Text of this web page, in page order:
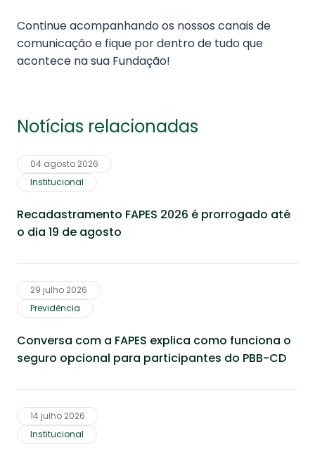
Continue acompanhando os nossos canais de
comunicação e fique por dentro de tudo que
acontece na sua Fundação!
Notícias relacionadas
04 agosto 2026
Institucional
Recadastramento FAPES 2026 é prorrogado até
o dia 19 de agosto
29 julho 2026
Previdência
Conversa com a FAPES explica como funciona o
seguro opcional para participantes do PBB-CD
14 julho 2026
Institucional